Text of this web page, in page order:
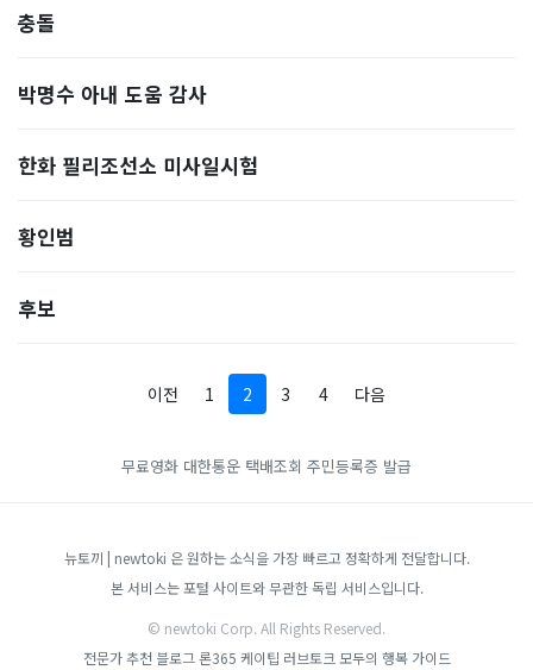
충돌
박명수 아내 도움 감사
한화 필리조선소 미사일시험
황인범
후보
이전 1 2 3 4 다음
무료영화 대한통운 택배조회 주민등록증 발급
뉴토끼 | newtoki 은 원하는 소식을 가장 빠르고 정확하게 전달합니다.
본 서비스는 포털 사이트와 무관한 독립 서비스입니다.
© newtoki Corp. All Rights Reserved.
전문가 추천 블로그 론365 케이팁 러브토크 모두의 행복 가이드